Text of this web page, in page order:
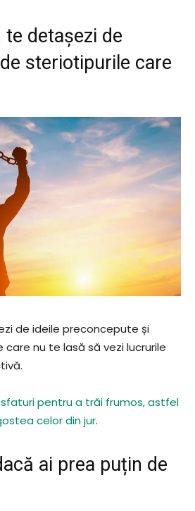
te detașezi de
steriotipurile care
de ideile preconcepute și
care nu te lasă să vezi lucrurile
sfaturi pentru a trăi frumos, astfel
celor din jur.
ai prea puțin de